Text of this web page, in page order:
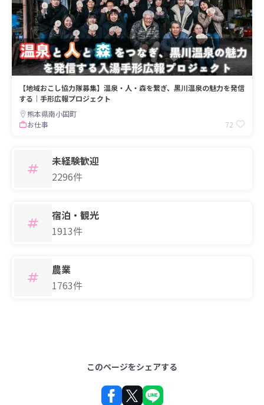
【地域おこし協力隊募集】温泉・人・森を繋ぎ、黒川温泉の魅力を発信
する｜手形広報プロジェクト
熊本県南小国町
お仕事
72
未経験歓迎
2296件
宿泊・観光
1913件
農業
1763件
このページをシェアする